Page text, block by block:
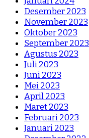
Desember 2023
November 2023
Oktober 2023
September 2023
Agustus 2023
Juli 2023
Juni 2023
Mei 2023
April 2023
Maret 2023
Februari 2023
Januari 2023